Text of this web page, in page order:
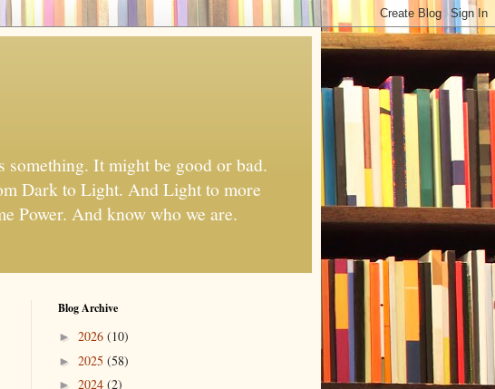
It might be good or bad.
Dark to Light. And Light to more
Power. And know who we are.
Blog Archive
► 2026 (10)
► 2025 (58)
► 2024 (2)